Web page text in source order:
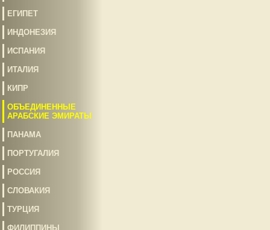
ЕГИПЕТ
ИНДОНЕЗИЯ
ИСПАНИЯ
ИТАЛИЯ
КИПР
ОБЪЕДИНЕННЫЕ
АРАБСКИЕ ЭМИРАТЫ
ПАНАМА
ПОРТУГАЛИЯ
РОССИЯ
СЛОВАКИЯ
ТУРЦИЯ
ФИЛИППИНЫ